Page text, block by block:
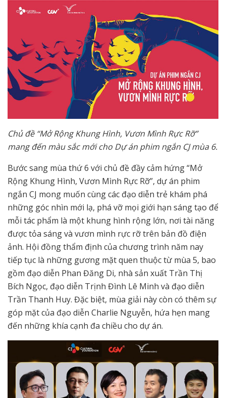
Chủ đề “Mở Rộng Khung Hình, Vươn Mình Rực Rỡ”
mang đến màu sắc mới cho Dự án phim ngắn CJ mùa 6.
Bước sang mùa thứ 6 với chủ đề đầy cảm hứng “Mở
Rộng Khung Hình, Vươn Mình Rực Rỡ”, dự án phim
ngắn CJ mong muốn cùng các đạo diễn trẻ khám phá
những góc nhìn mới lạ, phá vỡ mọi giới hạn sáng tạo để
mỗi tác phẩm là một khung hình rộng lớn, nơi tài năng
được tỏa sáng và vươn mình rực rỡ trên bản đồ điện
ảnh. Hội đồng thẩm định của chương trình năm nay
tiếp tục là những gương mặt quen thuộc từ mùa 5, bao
gồm đạo diễn Phan Đăng Di, nhà sản xuất Trần Thị
Bích Ngọc, đạo diễn Trịnh Đình Lê Minh và đạo diễn
Trần Thanh Huy. Đặc biệt, mùa giải này còn có thêm sự
góp mặt của đạo diễn Charlie Nguyễn, hứa hẹn mang
đến những khía cạnh đa chiều cho dự án.